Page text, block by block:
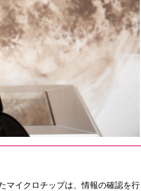
イクロチップは、情報の確認を